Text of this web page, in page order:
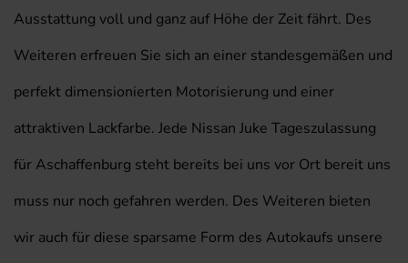
Ausstattung voll und ganz auf Höhe der Zeit fährt. Des
Weiteren erfreuen Sie sich an einer standesgemäßen und
perfekt dimensionierten Motorisierung und einer
attraktiven Lackfarbe. Jede Nissan Juke Tageszulassung
für Aschaffenburg steht bereits bei uns vor Ort bereit uns
muss nur noch gefahren werden. Des Weiteren bieten
wir auch für diese sparsame Form des Autokaufs unsere